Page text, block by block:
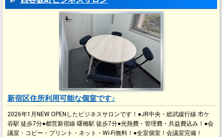
新宿区住所利用可能な個室です♪
2026年1月NEW OPENしたビジネスサロンです！●JR中央・総武緩⾏線 市ケ
⾕駅 徒歩7分●都営新宿線 曙橋駅 徒歩7分●光熱費・管理費・共益費込み！●会
議室・コピー・プリント・ネット・Wi-Fi無料！●全室個室！会議室完備！